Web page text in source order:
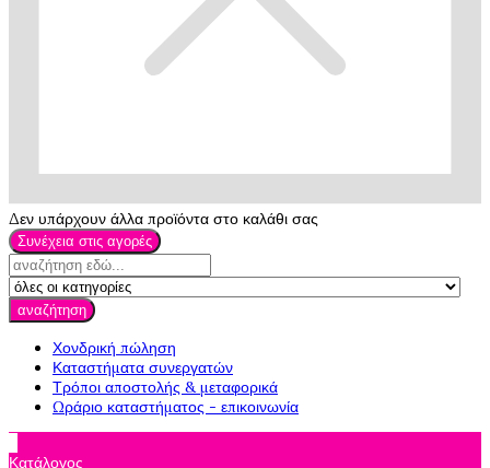
Δεν υπάρχουν άλλα προϊόντα στο καλάθι σας
Συνέχεια στις αγορές
αναζήτηση
Χονδρική πώληση
Καταστήματα συνεργατών
Τρόποι αποστολής & μεταφορικά
Ωράριο καταστήματος - επικοινωνία
Κατάλογος